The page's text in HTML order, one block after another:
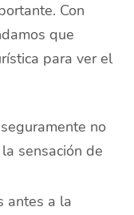
Con
que
para ver el
no
sensación de
antes a la